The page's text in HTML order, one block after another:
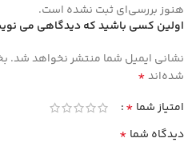
هنوز بررسی‌ای ثبت نشده است.
اولین کسی باشید که دیدگاهی می
نشانی ایمیل شما منتشر نخواهد شد.
شده‌اند*
امتیاز شما *
دیدگاه شما *